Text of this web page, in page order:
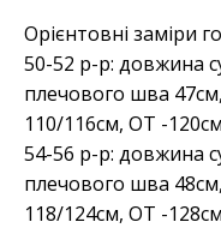
Орієнтовні заміри
50-52 р-р: довжина
плечового шва
110/116см, ОТ -
54-56 р-р: довжина
плечового шва
118/124см, ОТ -